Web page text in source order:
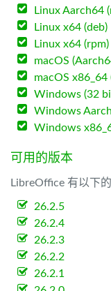
Linux Aarch64
Linux x64 (deb)
Linux x64 (rpm)
macOS
macOS
Windows (32
Windows
Windows
可用的版本
LibreOffice 有以下的
26.2.5
26.2.4
26.2.3
26.2.2
26.2.1